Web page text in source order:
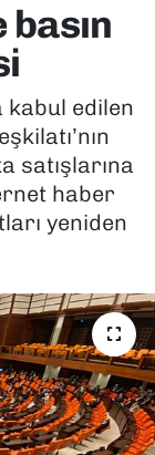
kabul edilen
satışlarına
haber
yeniden